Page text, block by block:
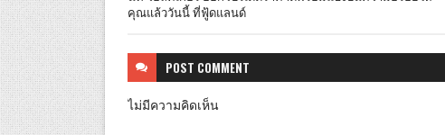
คุณแล้ววันนี้ ที่ฟู้ดแลนด์
POST COMMENT
ไม่มีความคิดเห็น